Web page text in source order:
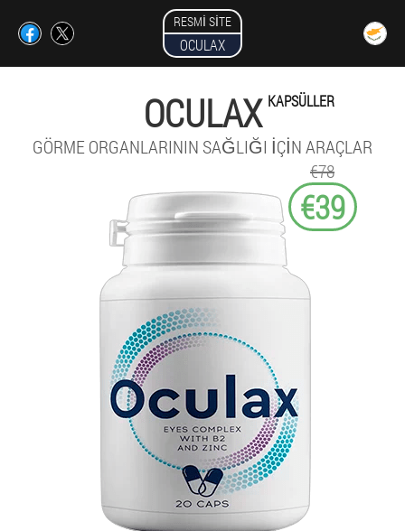
RESMI SITE
OCULAX
OCULAX KAPSÜLLER
GÖRME ORGANLARININ SAĞLIĞI IÇIN ARAÇLAR
€78
€39